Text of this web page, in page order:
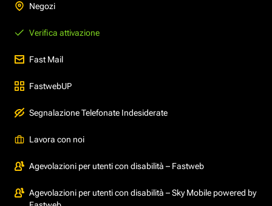
Negozi
Verifica attivazione
Fast Mail
FastwebUP
Segnalazione Telefonate Indesiderate
Lavora con noi
Agevolazioni per utenti con disabilità – Fastweb
Agevolazioni per utenti con disabilità – Sky Mobile powered by